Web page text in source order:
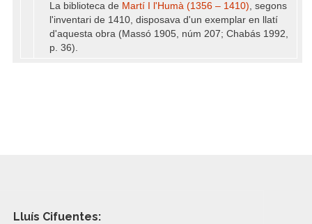
La biblioteca de Martí I l'Humà (1356 – 1410), segons
l'inventari de 1410, disposava d'un exemplar en llatí
d'aquesta obra (Massó 1905, núm 207; Chabás 1992,
p. 36).
Lluís Cifuentes: